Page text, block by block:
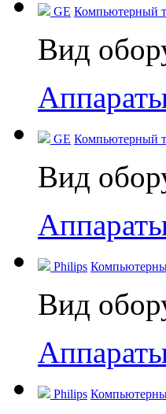
GE Компьютерный
Вид
GE Компьютерный
Вид
Philips
Вид
Philips